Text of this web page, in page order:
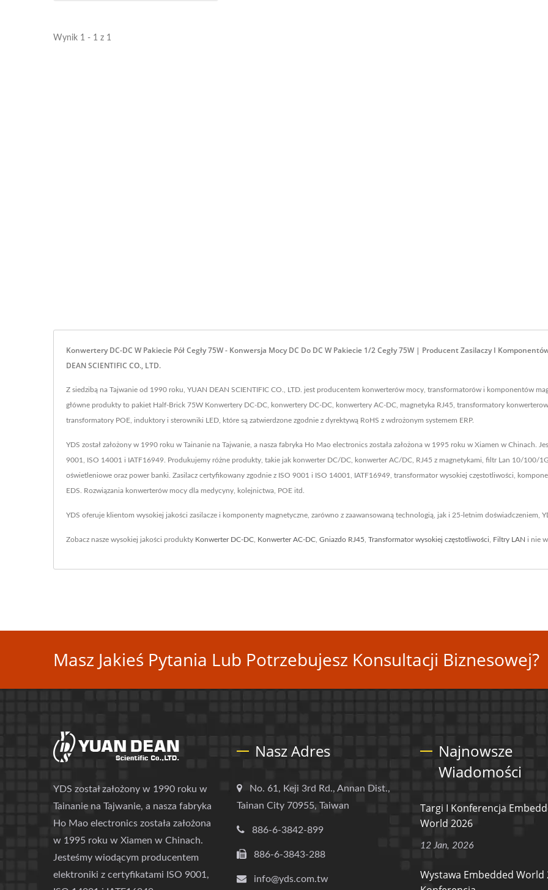
Wynik 1 - 1 z 1
Konwertery DC-DC W Pakiecie Pół Cegły 75W - Konwersja Mocy DC Do DC W Pakiecie 1/2 Cegły 75W | Producent Zasilaczy I
DEAN SCIENTIFIC CO., LTD.
Z siedzibą na Tajwanie od 1990 roku, YUAN DEAN SCIENTIFIC CO., LTD. jest producentem konwerterów mocy, transformatorów i komponentów
główne produkty to pakiet Half-Brick 75W Konwertery DC-DC, konwertery DC-DC, konwertery AC-DC, magnetyka RJ45, transformatory
transformatory POE, induktory i sterowniki LED, które są zatwierdzone zgodnie z dyrektywą RoHS z wdrożonym systemem ERP.
YDS został założony w 1990 roku w Tainanie na Tajwanie, a nasza fabryka Ho Mao electronics została założona w 1995 roku w Xiamen w Chinach.
9001, ISO 14001 i IATF16949. Produkujemy różne produkty, takie jak konwerter DC/DC, konwerter AC/DC, RJ45 z magnetykami, filtr Lan 10/100/
oświetleniowe oraz power banki. Zasilacz certyfikowany zgodnie z ISO 9001 i ISO 14001, IATF16949, transformator wysokiej częstotliwości,
EDS. Rozwiązania konwerterów mocy dla medycyny, kolejnictwa, POE itd.
YDS oferuje klientom wysokiej jakości zasilacze i komponenty magnetyczne, zarówno z zaawansowaną technologią, jak i 25-letnim doświadczeniem,
Zobacz nasze wysokiej jakości produkty Konwerter DC-DC Konwerter AC-DC Gniazdo RJ45 Transformator wysokiej częstotliwości Filtry LAN i nie
Masz Jakieś Pytania Lub Potrzebujesz Konsultacji Biznesowej?
YDS został założony w 1990 roku w
Tainanie na Tajwanie, a nasza fabryka
Ho Mao electronics została założona
w 1995 roku w Xiamen w Chinach.
Jesteśmy wiodącym producentem
elektroniki z certyfikatami ISO 9001,
Nasz Adres
No. 61, Keji 3rd Rd., Annan Dist.,
Tainan City 70955, Taiwan
886-6-3842-899
886-6-3843-288
info@yds.com.tw
Najnowsze
Wiadomości
Targi I Konferencja
World 2026
12 Jan, 2026
Wystawa Embedded World